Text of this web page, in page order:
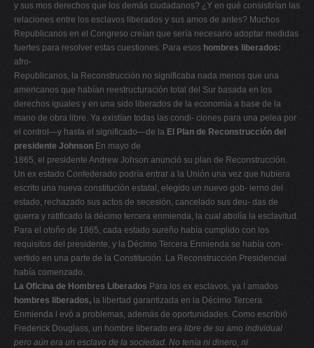
y sus mos derechos que los demás ciudadanos? ¿Y en qué consistirían las
relaciones entre los esclavos liberados y sus amos de antes? Muchos
Republicanos en el Congreso creían que sería necesario adoptar medidas
fuertes para resolver estas cuestiones. Para esos hombres liberados:
afro-
Republicanos, la Reconstrucción no significaba nada menos que una
americanos que habían reestructuración total del Sur basada en los
derechos iguales y en una sido liberados de la economía a base de la
mano de obra libre. Ya existían todas las condi- ciones para una pelea por
el control—y hasta el significado—de la El Plan de Reconstrucción del
presidente Johnson En mayo de
1865, el presidente Andrew Johson anunció su plan de Reconstrucción.
Un ex estado Confederado podría entrar a la Unión una vez que hubiera
escrito una nueva constitución estatal, elegido un nuevo gob- ierno del
estado, rechazado sus actos de secesión, cancelado sus deu- das de
guerra y ratificado la décimo tercera enmienda, la cual abolía la esclavitud.
Para el otoño de 1865, cada estado sureño había cumplido con los
requisitos del presidente, y la Décimo Tercera Enmienda se había con-
vertido en una parte de la Constitución. La Reconstrucción Presidencial
había comenzado.
La Oficina de Hombres Liberados Para los ex esclavos, ya l amados
hombres liberados, la libertad garantizada en la Décimo Tercera
Enmienda l evó a problemas, además de oportunidades. Como escribió
Frederick Douglass, un hombre liberado era libre de su amo individual
pero aún era un esclavo de la sociedad. No tenía ni dinero, ni